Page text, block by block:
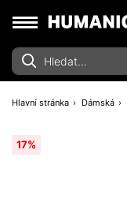
Hlavní stránka Dámská
17%